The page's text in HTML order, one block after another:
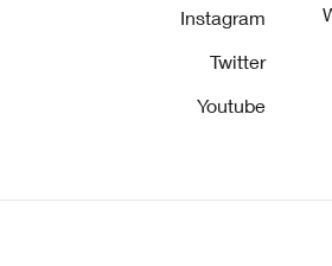
Instagram
Twitter
Youtube